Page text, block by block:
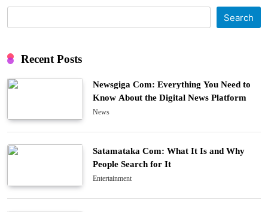
Search
Recent Posts
Newsgiga Com: Everything You Need to
Know About the Digital News Platform
News
Satamataka Com: What It Is and Why
People Search for It
Entertainment